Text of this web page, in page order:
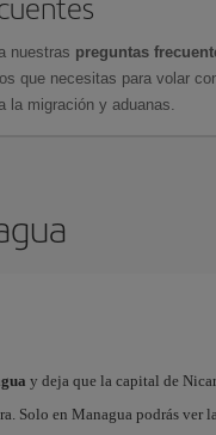
nuestras preguntas
que necesitas para volar
la migración y aduanas.
y deja que la capital de
Solo en Managua podrás ver